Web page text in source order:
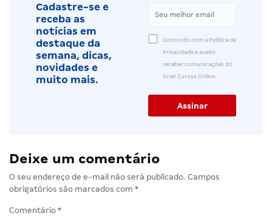
Cadastre-se e
receba as
notícias em
destaque da
semana, dicas,
novidades e
muito mais.
Concordo com a Política de
Privacidade e aceito
receber comunicações do
Gran Cursos Online.
Deixe um comentário
O seu endereço de e-mail não será publicado. Campos
obrigatórios são marcados com *
Comentário *